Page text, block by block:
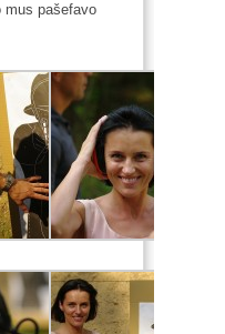
mus pašefavo